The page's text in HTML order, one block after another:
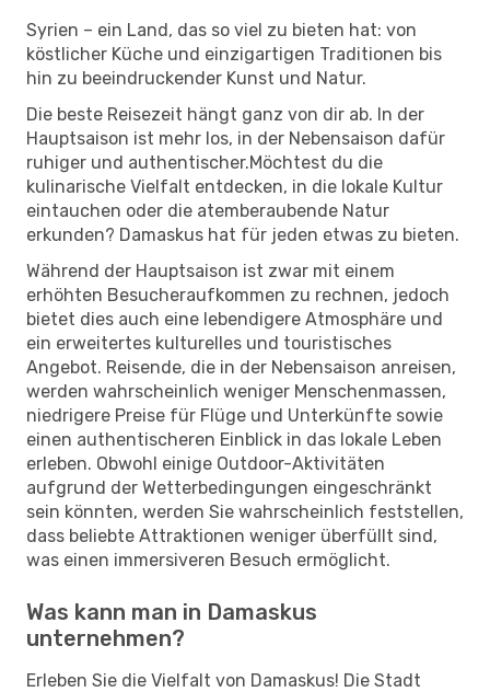
Syrien – ein Land, das so viel zu bieten hat: von
köstlicher Küche und einzigartigen Traditionen bis
hin zu beeindruckender Kunst und Natur.
Die beste Reisezeit hängt ganz von dir ab. In der
Hauptsaison ist mehr los, in der Nebensaison dafür
ruhiger und authentischer.Möchtest du die
kulinarische Vielfalt entdecken, in die lokale Kultur
eintauchen oder die atemberaubende Natur
erkunden? Damaskus hat für jeden etwas zu bieten.
Während der Hauptsaison ist zwar mit einem
erhöhten Besucheraufkommen zu rechnen, jedoch
bietet dies auch eine lebendigere Atmosphäre und
ein erweitertes kulturelles und touristisches
Angebot. Reisende, die in der Nebensaison anreisen,
werden wahrscheinlich weniger Menschenmassen,
niedrigere Preise für Flüge und Unterkünfte sowie
einen authentischeren Einblick in das lokale Leben
erleben. Obwohl einige Outdoor-Aktivitäten
aufgrund der Wetterbedingungen eingeschränkt
sein könnten, werden Sie wahrscheinlich feststellen,
dass beliebte Attraktionen weniger überfüllt sind,
was einen immersiveren Besuch ermöglicht.
Was kann man in Damaskus
unternehmen?
Erleben Sie die Vielfalt von Damaskus! Die Stadt